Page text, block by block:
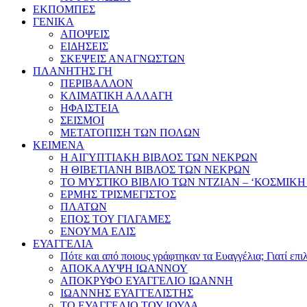
ΕΚΠΟΜΠΕΣ
ΓΕΝΙΚΑ
ΑΠΟΨΕΙΣ
ΕΙΔΗΣΕΙΣ
ΣΚΕΨΕΙΣ ΑΝΑΓΝΩΣΤΩΝ
ΠΛΑΝΗΤΗΣ ΓΗ
ΠΕΡΙΒΑΛΛΟΝ
ΚΛΙΜΑΤΙΚΗ ΑΛΛΑΓΗ
ΗΦΑΙΣΤΕΙΑ
ΣΕΙΣΜΟΙ
ΜΕΤΑΤΟΠΙΣΗ ΤΩΝ ΠΟΛΩΝ
ΚΕΙΜΕΝΑ
Η ΑΙΓΥΠΤΙΑΚΗ ΒΙΒΛΟΣ ΤΩΝ ΝΕΚΡΩΝ
Η ΘΙΒΕΤΙΑΝΗ ΒΙΒΛΟΣ ΤΩΝ ΝΕΚΡΩΝ
ΤΟ ΜΥΣΤΙΚΟ ΒΙΒΛΙΟ ΤΩΝ ΝΤΖΙΑΝ – ‘ΚΟΣΜΙΚΗ
ΕΡΜΗΣ ΤΡΙΣΜΕΓΙΣΤΟΣ
ΠΛΑΤΩΝ
ΕΠΟΣ ΤΟΥ ΓΙΛΓΑΜΕΣ
ΕΝΟΥΜΑ ΕΛΙΣ
ΕΥΑΓΓΕΛΙΑ
Πότε και από ποιους γράφτηκαν τα Ευαγγέλια; Γιατί
ΑΠΟΚΑΛΥΨΗ ΙΩΑΝΝΟΥ
ΑΠΟΚΡΥΦΟ ΕΥΑΓΓΕΛΙΟ ΙΩΑΝΝΗ
ΙΩΑΝΝΗΣ ΕΥΑΓΓΕΛΙΣΤΗΣ